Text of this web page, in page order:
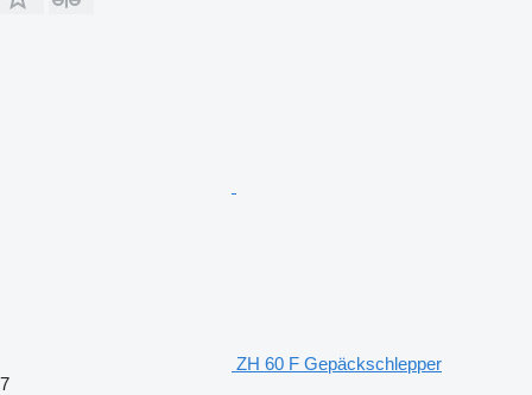
ZH 60 F Gepäckschlepper
7